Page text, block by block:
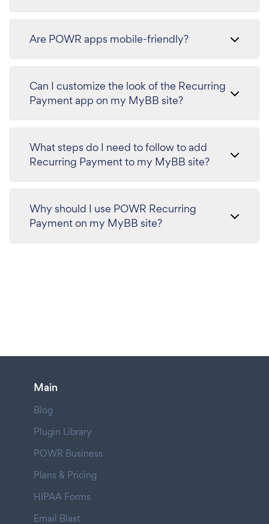
Are POWR apps mobile-friendly?
Can I customize the look of the Recurring
Payment app on my MyBB site?
What steps do I need to follow to add
Recurring Payment to my MyBB site?
Why should I use POWR Recurring
Payment on my MyBB site?
Main
Blog
Plugin Library
POWR Business
Plans & Pricing
HIPAA Forms
Email Blast